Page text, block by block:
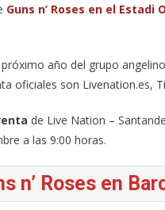
Guns n’ Roses en el Estadi
año del grupo
oficiales son Livenation.es,
de Live Nation –
a las 9:00 horas.
n’ Roses en